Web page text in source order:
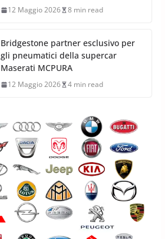
12 Maggio 2026 8 min read
Bridgestone partner esclusivo per
gli pneumatici della supercar
Maserati MCPURA
12 Maggio 2026 4 min read